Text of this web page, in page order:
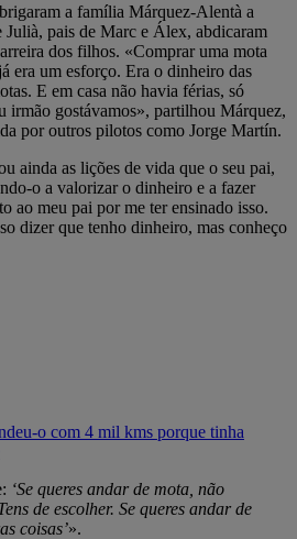
a família Márquez-Alentà a
Julià, pais de Marc e Álex, abdicaram
dos filhos. «Comprar uma mota
era um esforço. Era o dinheiro das
E em casa não havia férias, só
irmão gostávamos», partilhou Márquez,
por outros pilotos como Jorge Martín.
ainda as lições de vida que o seu pai,
o a valorizar o dinheiro e a fazer
ao meu pai por me ter ensinado isso.
dizer que tenho dinheiro, mas conheço
o com 4 mil kms porque tinha
‘Se queres andar de mota, não
de escolher. Se queres andar de
coisas’».